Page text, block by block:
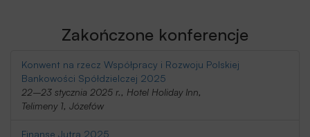
Zakończone konferencje
Konwent na rzecz Współpracy i Rozwoju Polskiej
Bankowości Spółdzielczej 2025
22–23 stycznia 2025 r., Hotel Holiday Inn,
Telimeny 1, Józefów
Finanse Jutra 2025